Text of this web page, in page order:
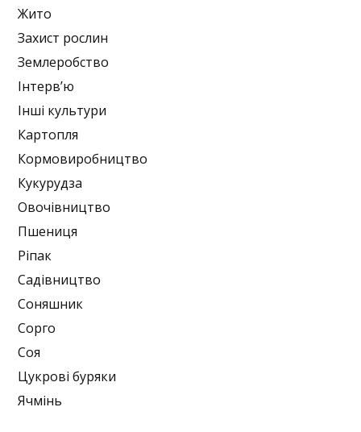
Жито
Захист рослин
Землеробство
Інтерв’ю
Інші культури
Картопля
Кормовиробництво
Кукурудза
Овочівництво
Пшениця
Ріпак
Садівництво
Соняшник
Сорго
Соя
Цукрові буряки
Ячмінь